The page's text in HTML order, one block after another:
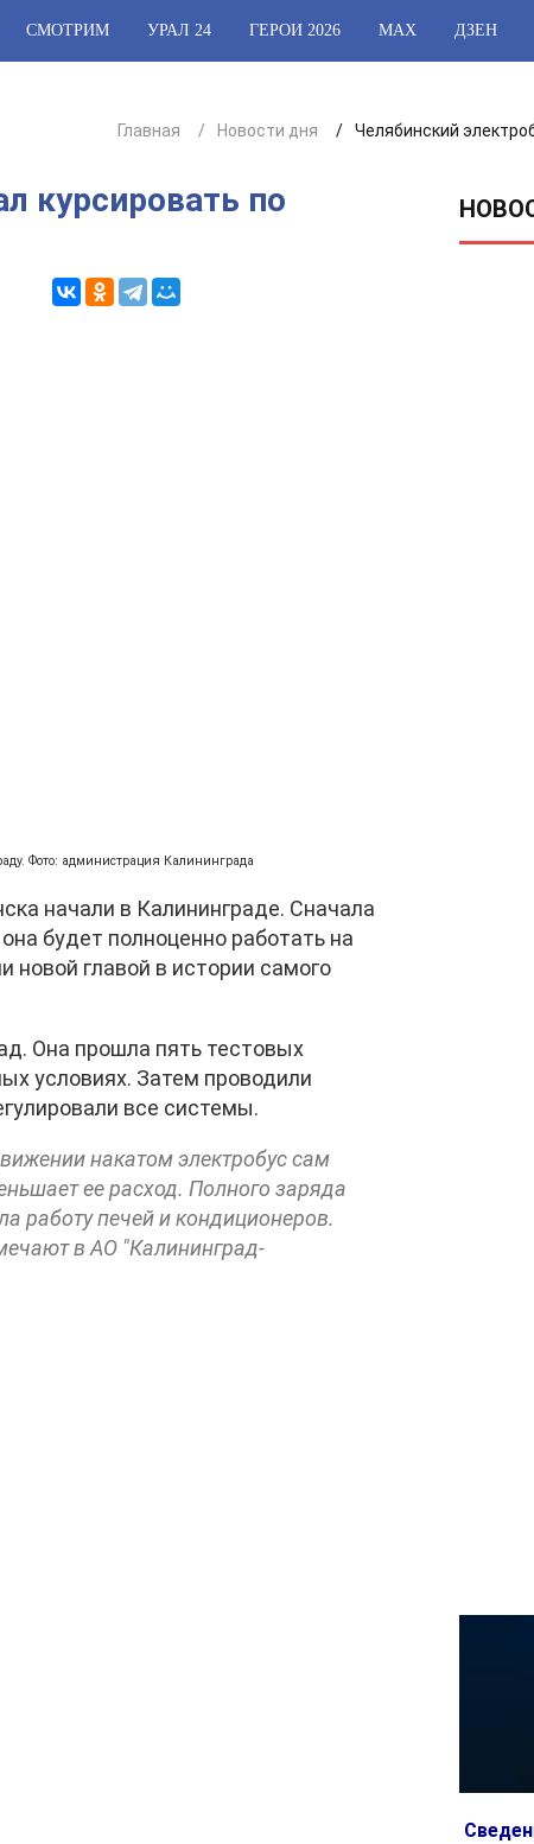
СМОТРИМ УРАЛ 24 ГЕРОИ 2026 МАХ ДЗЕН
Главная Новости дня Челябинский
курсировать по
Фото: администрация Калининграда
начали в Калининграде. Сначала
будет полноценно работать на
новой главой в истории самого
Она прошла пять тестовых
условиях. Затем проводили
все системы.
накатом электробус сам
ее расход. Полного заряда
работу печей и кондиционеров.
в АО "Калининград-